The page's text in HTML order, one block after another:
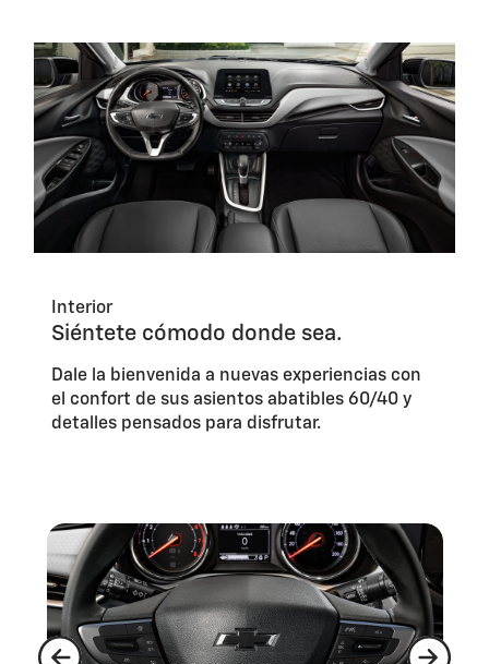
Interior
Siéntete cómodo donde sea.
Dale la bienvenida a nuevas experiencias con
el confort de sus asientos abatibles 60/40 y
detalles pensados para disfrutar.